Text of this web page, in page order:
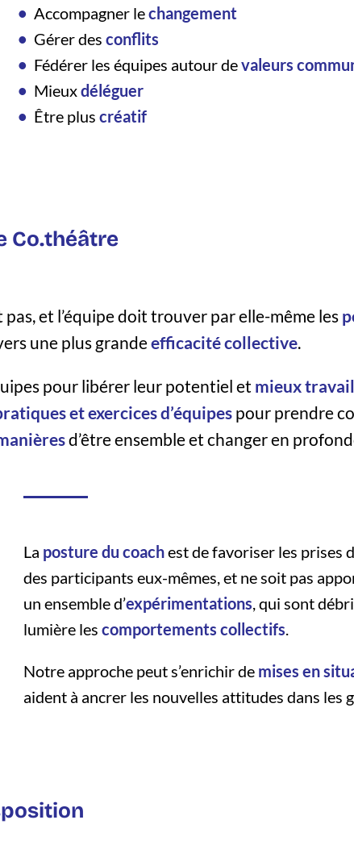
Accompagner lechangement
Gérer des conflits
Fédérer les équipes autour devaleurs
Mieuxdéléguer
Être plus créatif
Co.théâtre
et l’équipe doit trouver par elle-même les
une plus grandeefficacité collective.
pour libérer leur potentiel et mieux
et exercices d’équipes pour prendre
d’être ensemble et changer en
La posture du coachest de favoriser les prises
des participants eux-mêmes, et ne soit pas
un ensemble d’expérimentations , qui sont
lumière les comportements collectifs
Notre approche peut s’enrichir de mises en
aident à ancrer les nouvelles attitudes dans les